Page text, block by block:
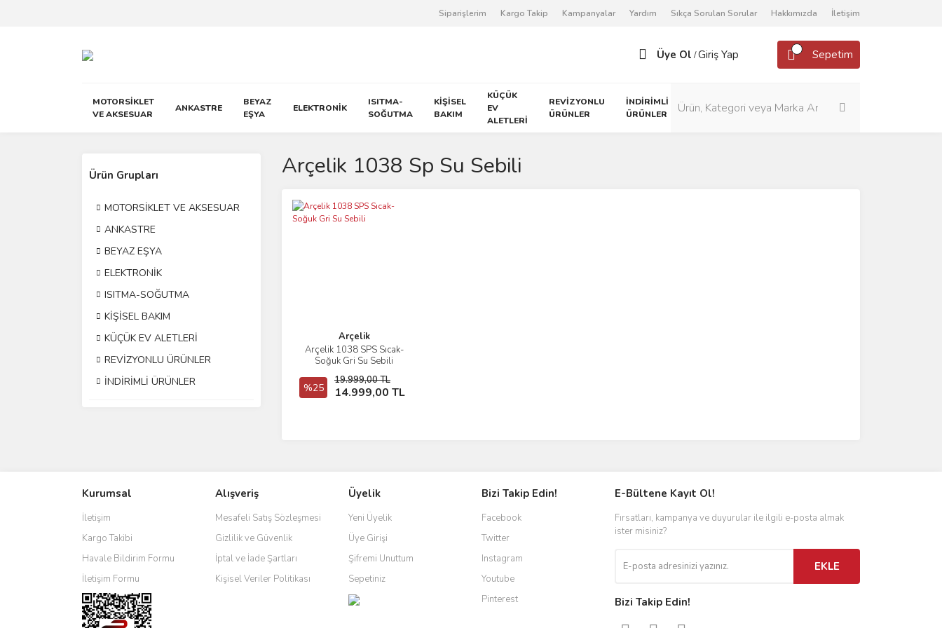
Siparişlerim Kargo Takip Kampanyalar Yardım Sıkça Sorulan Sorular Hakkımızda İletişim
Üye Ol /Giriş Yap Sepetim
MOTORSİKLET
VE AKSESUAR
ANKASTRE
BEYAZ
EŞYA
ELEKTRONİK
ISITMA-
SOĞUTMA
KİŞİSEL
BAKIM
KÜÇÜK
EV
ALETLERİ
REVİZYONLU
ÜRÜNLER
İNDİRİMLİ
ÜRÜNLER
Ürün Grupları
MOTORSİKLET VE AKSESUAR
ANKASTRE
BEYAZ EŞYA
ELEKTRONİK
ISITMA-SOĞUTMA
KİŞİSEL BAKIM
KÜÇÜK EV ALETLERİ
REVİZYONLU ÜRÜNLER
İNDİRİMLİ ÜRÜNLER
Arçelik 1038 Sp Su Sebili
Arçelik
Arçelik 1038 SPS Sıcak-
Soğuk Gri Su Sebili
%25
19.999,00 TL
14.999,00 TL
İncele
Sepete Ekle
Kurumsal
İletişim
Kargo Takibi
Havale Bildirim Formu
İletişim Formu
Alışveriş
Mesafeli Satış Sözleşmesi
Gizlilik ve Güvenlik
İptal ve İade Şartları
Kişisel Veriler Politikası
Üyelik
Yeni Üyelik
Üye Girişi
Şifremi Unuttum
Sepetiniz
Bizi Takip Edin!
Facebook
Twitter
Instagram
Youtube
Pinterest
E-Bültene Kayıt Ol!
Fırsatları, kampanya ve duyurular ile ilgili e-posta almak
ister misiniz?
EKLE
Bizi Takip Edin!